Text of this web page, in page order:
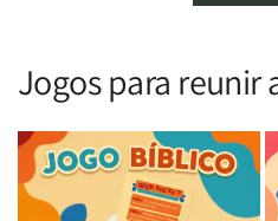
Almeida
Letra
Média
Almeida
Letra
Média
&amp;
Jogos para reunir